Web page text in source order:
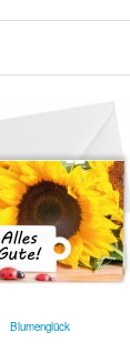
Blumenglück